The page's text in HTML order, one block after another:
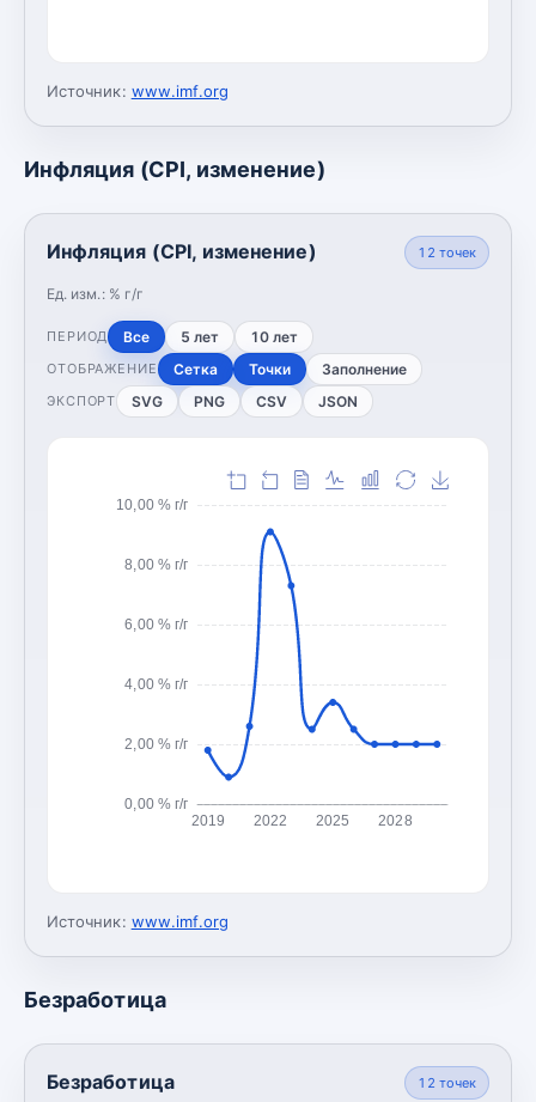
Источник: www.imf.org
Инфляция (CPI, изменение)
Инфляция (CPI, изменение)
Ед. изм.: % г/г
12 точек
ПЕРИОД Все 5 лет 10 лет
ОТОБРАЖЕНИЕ Сетка Точки Заполнение
ЭКСПОРТ SVG PNG CSV JSON
0,00 % г/г
2,00 % г/г
4,00 % г/г
6,00 % г/г
8,00 % г/г
10,00 % г/г
2019 2022 2025 2028
Источник: www.imf.org
Безработица
Безработица 12 точек